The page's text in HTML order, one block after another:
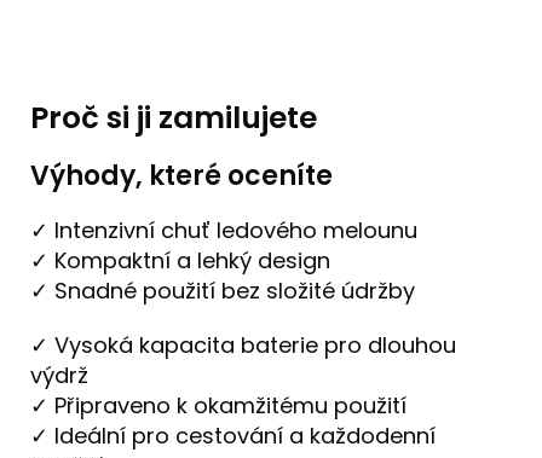
Proč si ji zamilujete
Výhody, které oceníte
✓ Intenzivní chuť ledového melounu
✓ Kompaktní a lehký design
✓ Snadné použití bez složité údržby
✓ Vysoká kapacita baterie pro dlouhou
výdrž
✓ Připraveno k okamžitému použití
✓ Ideální pro cestování a každodenní